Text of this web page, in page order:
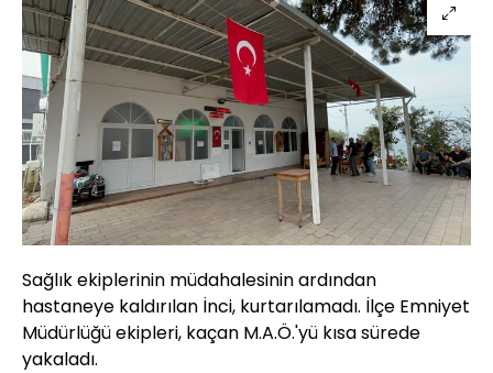
Sağlık ekiplerinin müdahalesinin ardından
hastaneye kaldırılan İnci, kurtarılamadı. İlçe Emniyet
Müdürlüğü ekipleri, kaçan M.A.Ö.'yü kısa sürede
yakaladı.